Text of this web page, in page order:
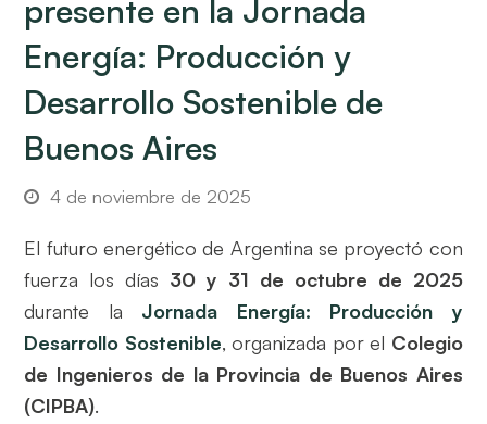
presente en la Jornada
Energía: Producción y
Desarrollo Sostenible de
Buenos Aires
4 de noviembre de 2025
El futuro energético de Argentina se proyectó con
fuerza los días 30 y 31 de octubre de 2025
durante la Jornada Energía: Producción y
Desarrollo Sostenible, organizada por el Colegio
de Ingenieros de la Provincia de Buenos Aires
(CIPBA).